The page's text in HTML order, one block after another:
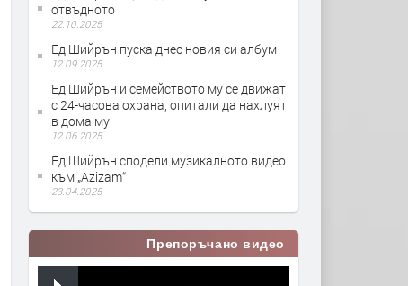
отвъдното
22.10.2025
Ед Шийрън пуска днес новия си албум
12.09.2025
Ед Шийрън и семейството му се движат
с 24-часова охрана, опитали да нахлуят
в дома му
12.06.2025
Ед Шийрън сподели музикалното видео
към „Azizam“
23.04.2025
Препоръчано видео